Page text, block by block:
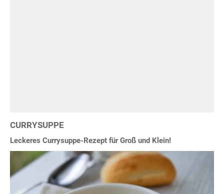
CURRYSUPPE
Leckeres Currysuppe-Rezept für Groß und Klein!